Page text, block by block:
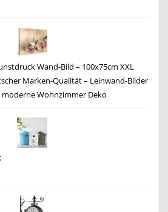
Wand-Bild – 100x75cm XXL
Marken-Qualität – Leinwand-Bilder
Wohnzimmer Deko